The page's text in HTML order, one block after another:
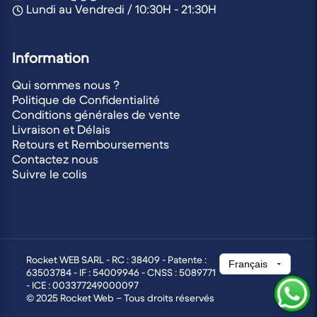
Lundi au Vendredi / 10:30H - 21:30H
Information
Qui sommes nous ?
Politique de Confidentialité
Conditions générales de vente
Livraison et Délais
Retours et Remboursements
Contactez nous
Suivre le colis
Rocket WEB SARL - RC : 38409 - Patente :
63503784 - IF : 54009946 - CNSS : 5089771
- ICE : 003377249000097
© 2025 Rocket Web – Tous droits réservés